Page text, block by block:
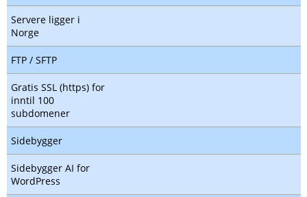
Servere ligger i
Norge
FTP / SFTP
Gratis SSL (https) for
inntil 100
subdomener
Sidebygger
Sidebygger AI for
WordPress